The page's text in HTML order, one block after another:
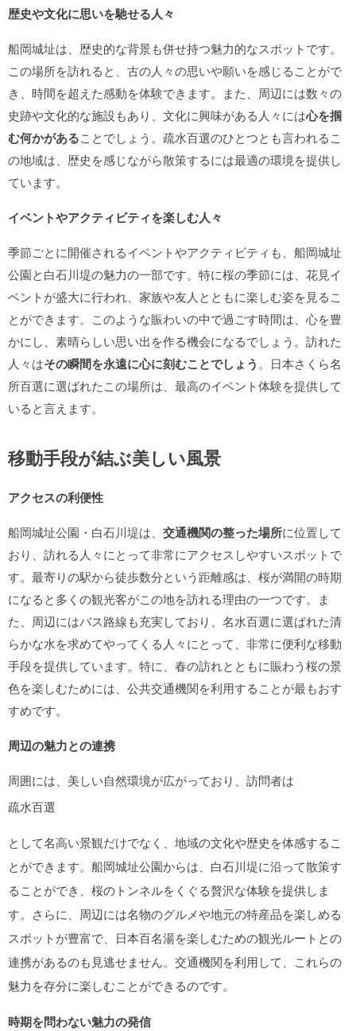
歴史や文化に思いを馳せる人々
船岡城址は、歴史的な背景も併せ持つ魅力的なスポットです。
この場所を訪れると、古の人々の思いや願いを感じることがで
き、時間を超えた感動を体験できます。また、周辺には数々の
史跡や文化的な施設もあり、文化に興味がある人々には心を掴
む何かがあることでしょう。疏水百選のひとつとも言われるこ
の地域は、歴史を感じながら散策するには最適の環境を提供し
ています。
イベントやアクティビティを楽しむ人々
季節ごとに開催されるイベントやアクティビティも、船岡城址
公園と白石川堤の魅力の一部です。特に桜の季節には、花見イ
ベントが盛大に行われ、家族や友人とともに楽しむ姿を見るこ
とができます。このような賑わいの中で過ごす時間は、心を豊
かにし、素晴らしい思い出を作る機会になるでしょう。訪れた
人々はその瞬間を永遠に心に刻むことでしょう 。日本さくら名
所百選に選ばれたこの場所は、最高のイベント体験を提供して
いると言えます。
移動手段が結ぶ美しい風景
アクセスの利便性
船岡城址公園・白石川堤は、 交通機関の整った場所に位置して
おり、訪れる人々にとって非常にアクセスしやすいスポットで
す。最寄りの駅から徒歩数分という距離感は、桜が満開の時期
になると多くの観光客がこの地を訪れる理由の一つです。ま
た、周辺にはバス路線も充実しており、名水百選に選ばれた清
らかな水を求めてやってくる人々にとって、非常に便利な移動
手段を提供しています。特に、春の訪れとともに賑わう桜の景
色を楽しむためには、公共交通機関を利用することが最もおす
すめです。
周辺の魅力との連携
周囲には、美しい自然環境が広がっており、訪問者は
疏水百選
として名高い景観だけでなく、地域の文化や歴史を体感するこ
とができます。船岡城址公園からは、白石川堤に沿って散策す
ることができ、桜のトンネルをくぐる贅沢な体験を提供しま
す。さらに、周辺には名物のグルメや地元の特産品を楽しめる
スポットが豊富で、日本百名湯を楽しむための観光ルートとの
連携があるのも見逃せません。交通機関を利用して、これらの
魅力を存分に楽しむことができるのです。
時期を問わない魅力の発信